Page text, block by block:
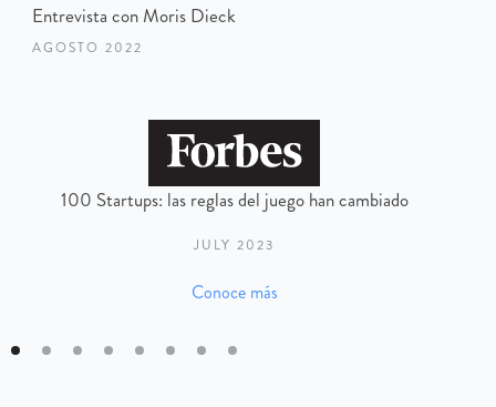
Entrevista con Moris Dieck
AGOSTO 2022
100 Startups: las reglas del juego han cambiado
JULY 2023
Conoce más